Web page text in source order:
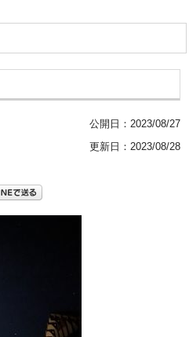
公開日： 2023/08/27
更新日：2023/08/28